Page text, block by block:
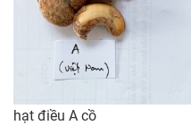
hạt điều A cồ